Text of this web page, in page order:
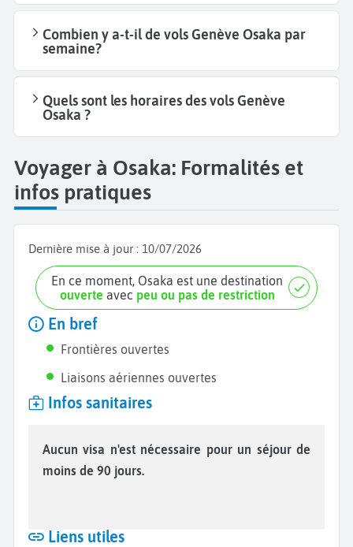
Combien y a-t-il de vols Genève Osaka par
semaine?
Quels sont les horaires des vols Genève
Osaka ?
Voyager à Osaka: Formalités et
infos pratiques
Dernière mise à jour : 10/07/2026
En ce moment, Osaka est une destination
ouverte avec peu ou pas de restriction
En bref
Frontières ouvertes
Liaisons aériennes ouvertes
Infos sanitaires
Aucun visa n'est nécessaire pour un séjour de
moins de 90 jours.
Liens utiles